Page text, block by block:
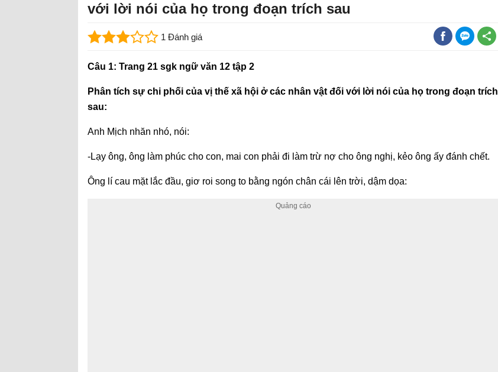
với lời nói của họ trong đoạn trích sau
1 Đánh giá
Câu 1: Trang 21 sgk ngữ văn 12 tập 2
Phân tích sự chi phối của vị thế xã hội ở các nhân vật đối với lời nói của họ trong đoạn trích
sau:
Anh Mịch nhăn nhó, nói:
-Lạy ông, ông làm phúc cho con, mai con phải đi làm trừ nợ cho ông nghị, kẻo ông ấy đánh chết.
Ông lí cau mặt lắc đầu, giơ roi song to bằng ngón chân cái lên trời, dậm dọa: